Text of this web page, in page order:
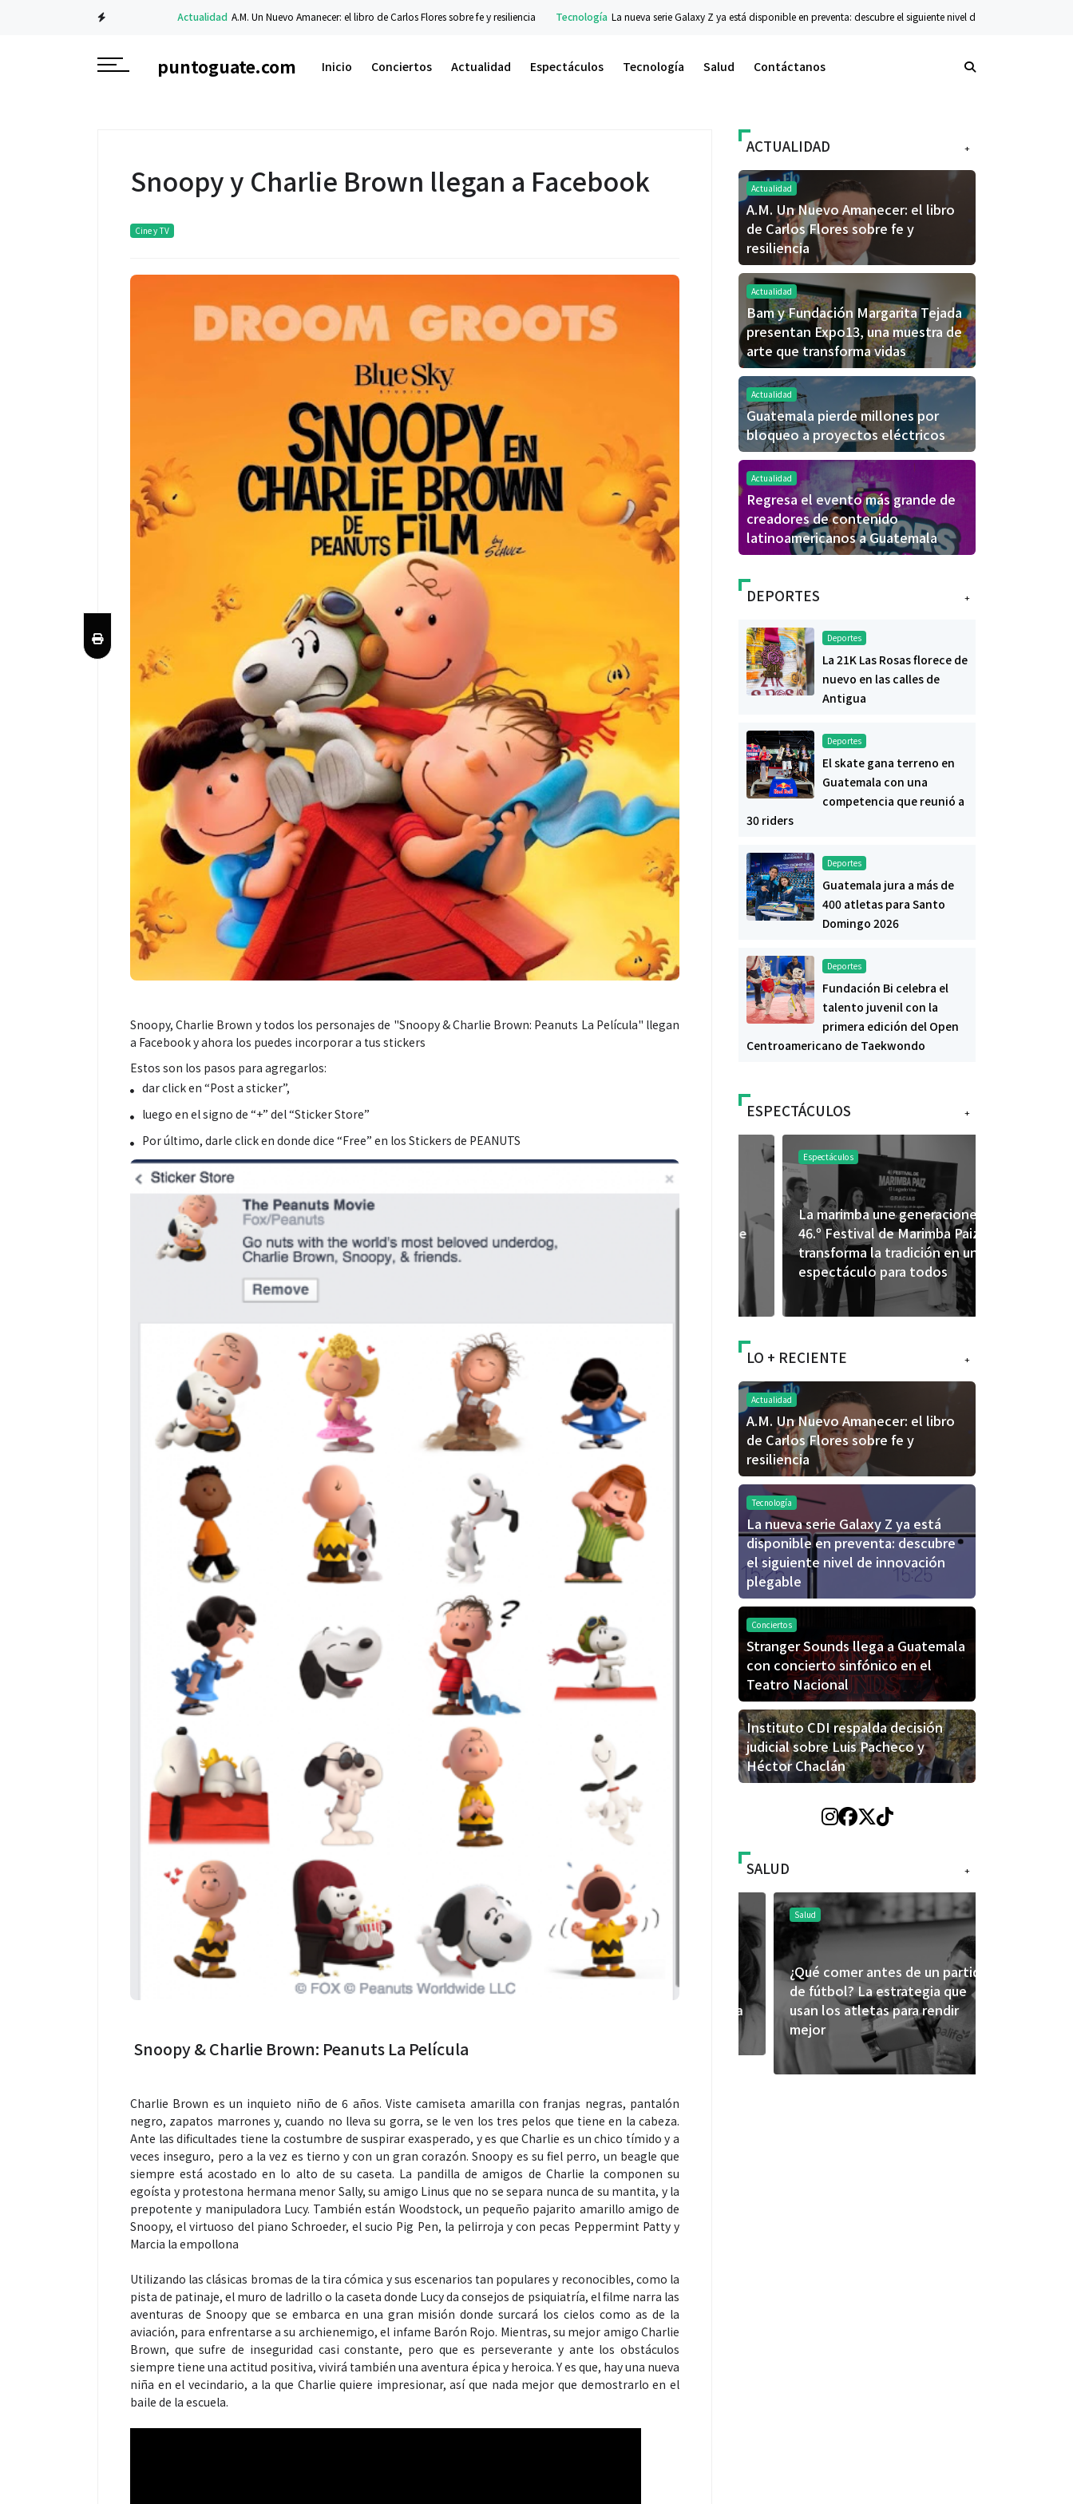
Actualidad A.M. Un Nuevo Amanecer: el libro de Carlos Flores sobre fe y resiliencia Tecnología La nueva serie Galaxy Z ya está disponible en preventa: descubre el siguiente nivel de innovación plegable
puntoguate.com Inicio Conciertos Actualidad Espectáculos Tecnología Salud Contáctanos
Snoopy y Charlie Brown llegan a Facebook
Cine y TV
Snoopy, Charlie Brown y todos los personajes de "Snoopy & Charlie Brown: Peanuts La Película" llegan
a Facebook y ahora los puedes incorporar a tus stickers
Estos son los pasos para agregarlos:
dar click en “Post a sticker”,
luego en el signo de “+” del “Sticker Store”
Por último, darle click en donde dice “Free” en los Stickers de PEANUTS
Snoopy & Charlie Brown: Peanuts La Película
Charlie Brown es un inquieto niño de 6 años. Viste camiseta amarilla con franjas negras, pantalón
negro, zapatos marrones y, cuando no lleva su gorra, se le ven los tres pelos que tiene en la cabeza.
Ante las dificultades tiene la costumbre de suspirar exasperado, y es que Charlie es un chico tímido y a
veces inseguro, pero a la vez es tierno y con un gran corazón. Snoopy es su fiel perro, un beagle que
siempre está acostado en lo alto de su caseta. La pandilla de amigos de Charlie la componen su
egoísta y protestona hermana menor Sally, su amigo Linus que no se separa nunca de su mantita, y la
prepotente y manipuladora Lucy. También están Woodstock, un pequeño pajarito amarillo amigo de
Snoopy, el virtuoso del piano Schroeder, el sucio Pig Pen, la pelirroja y con pecas Peppermint Patty y
Marcia la empollona
Utilizando las clásicas bromas de la tira cómica y sus escenarios tan populares y reconocibles, como la
pista de patinaje, el muro de ladrillo o la caseta donde Lucy da consejos de psiquiatría, el filme narra las
aventuras de Snoopy que se embarca en una gran misión donde surcará los cielos como as de la
aviación, para enfrentarse a su archienemigo, el infame Barón Rojo. Mientras, su mejor amigo Charlie
Brown, que sufre de inseguridad casi constante, pero que es perseverante y ante los obstáculos
siempre tiene una actitud positiva, vivirá también una aventura épica y heroica. Y es que, hay una nueva
niña en el vecindario, a la que Charlie quiere impresionar, así que nada mejor que demostrarlo en el
baile de la escuela.
+
ACTUALIDAD
Actualidad
A.M. Un Nuevo Amanecer: el libro
de Carlos Flores sobre fe y
resiliencia
Actualidad
Bam y Fundación Margarita Tejada
presentan Expo13, una muestra de
arte que transforma vidas
Actualidad
Guatemala pierde millones por
bloqueo a proyectos eléctricos
Actualidad
Regresa el evento más grande de
creadores de contenido
latinoamericanos a Guatemala
+
DEPORTES
Deportes
La 21K Las Rosas florece de
nuevo en las calles de
Antigua
Deportes
El skate gana terreno en
Guatemala con una
competencia que reunió a
30 riders
Deportes
Guatemala jura a más de
400 atletas para Santo
Domingo 2026
Deportes
Fundación Bi celebra el
talento juvenil con la
primera edición del Open
Centroamericano de Taekwondo
+
ESPECTÁCULOS
Espectáculos
La marimba une generaciones: el
46.º Festival de Marimba Paiz
transforma la tradición en un
espectáculo para todos
Espectáculos
“Donde quiera que estés” el
primer capítulo del universo de
“FRAGMENTOS” su próximo
Espectáculos
Shakira rompe récords con “Dai
Dai” y conquista el número uno
mundial en Spotify y Billboard
La marimba une generaciones: el
46.º Festival de Marimba Paiz
transforma la tradición en un
+
LO + RECIENTE
Actualidad
A.M. Un Nuevo Amanecer: el libro
de Carlos Flores sobre fe y
resiliencia
Tecnología
La nueva serie Galaxy Z ya está
disponible en preventa: descubre
el siguiente nivel de innovación
plegable
Conciertos
Stranger Sounds llega a Guatemala
con concierto sinfónico en el
Teatro Nacional
Instituto CDI respalda decisión
judicial sobre Luis Pacheco y
Héctor Chaclán
+
SALUD
Salud
¿Qué comer antes de un partido
de fútbol? La estrategia que
usan los atletas para rendir
mejor
El cuidado de la piel va mucho
más allá del rostro: cada zona
Día Mundial Contra La Hepatitis:
alertan sobre los riesgos de los
¿Qué comer antes de un partido